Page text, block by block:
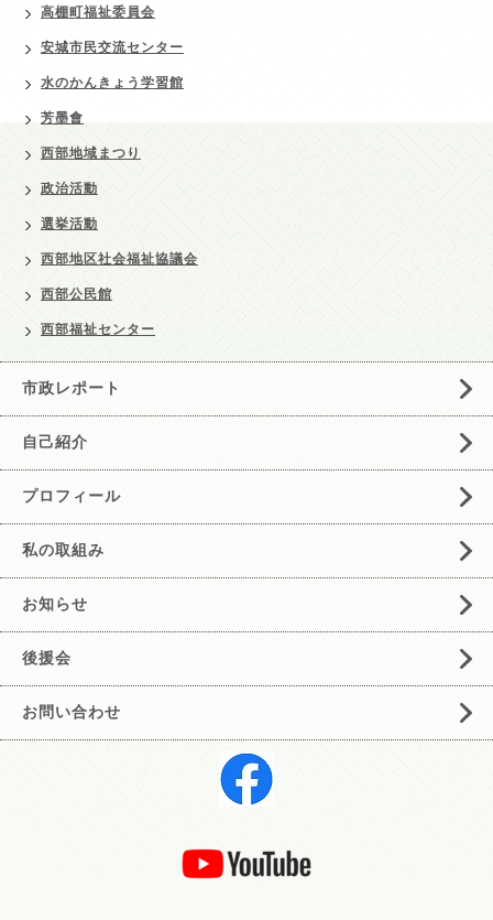
高棚町福祉委員会
安城市民交流センター
水のかんきょう学習館
芳墨會
西部地域まつり
政治活動
選挙活動
西部地区社会福祉協議会
西部公民館
西部福祉センター
市政レポート
自己紹介
プロフィール
私の取組み
お知らせ
後援会
お問い合わせ